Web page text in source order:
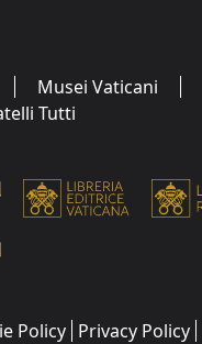
Musei Vaticani
Tutti
Policy Privacy Policy